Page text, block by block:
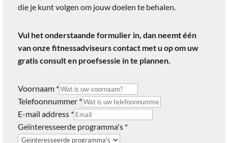
die je kunt volgen om jouw doelen te behalen.
Vul het onderstaande formulier in, dan neemt één
van onze fitnessadviseurs contact met u op om uw
gratis consult en proefsessie in te plannen.
Voornaam *
Telefoonnummer *
E-mail address *
Geïnteresseerde programma's *